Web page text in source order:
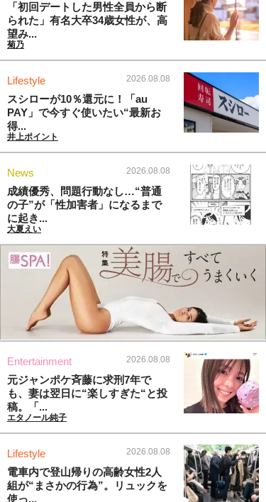
「初回デートした男性全員から断
られた」有名大卒34歳女性が、高
望み...
菊乃
Lifestyle 2026.08.08
スシローが10％還元に！「au
PAY」で今すぐ使いたい“最新お
得...
井上ポイント
News 2026.08.08
成績優秀、問題行動なし…“普通
の子”が「性加害者」になるまで
に起き...
大夏えい
Entertainment 2026.08.08
元ジャンポケ斉藤に求刑7年で
も、妻は翌日に“楽しすぎた“と投
稿。「...
エタノール純子
Lifestyle 2026.08.08
電車内で登山帰りの高齢女性2人
組が“まさかの行為”。リュックを
使っ...